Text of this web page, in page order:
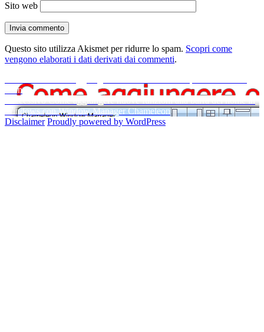
Sito web
Questo sito utilizza Akismet per ridurre lo spam. Scopri come
vengono elaborati i dati derivati dai commenti.
Navigazione
articoli
precedente:
Lion
successivo:
Windows con Window Manager Chameleon
Disclaimer Proudly powered by WordPress